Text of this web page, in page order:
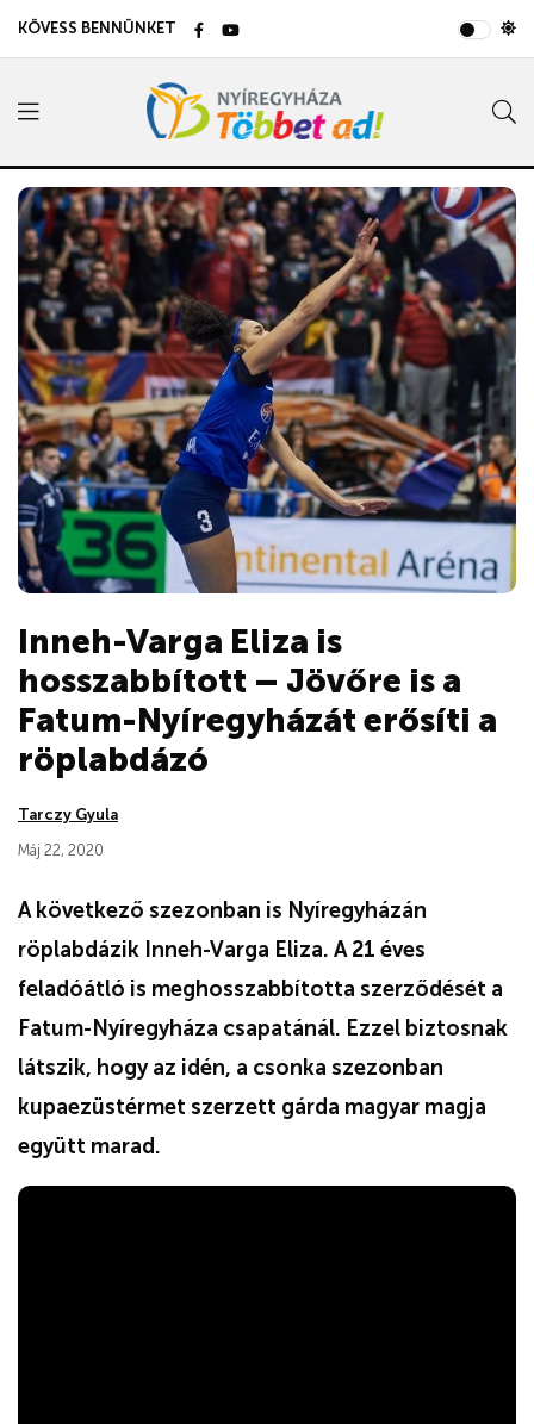
KÖVESS BENNÜNKET
Inneh-Varga Eliza is
hosszabbított – Jövőre is a
Fatum-Nyíregyházát erősíti a
röplabdázó
Tarczy Gyula
Máj 22, 2020
A következő szezonban is Nyíregyházán
röplabdázik Inneh-Varga Eliza. A 21 éves
feladóátló is meghosszabbította szerződését a
Fatum-Nyíregyháza csapatánál. Ezzel biztosnak
látszik, hogy az idén, a csonka szezonban
kupaezüstérmet szerzett gárda magyar magja
együtt marad.